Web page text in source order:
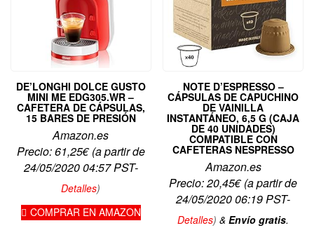
DE’LONGHI DOLCE GUSTO
MINI ME EDG305.WR –
CAFETERA DE CÁPSULAS,
15 BARES DE PRESIÓN
Amazon.es
Precio:61,25€(a partir de
24/05/2020 04:57 PST-
Detalles)
COMPRAR EN AMAZON
NOTE D’ESPRESSO –
CÁPSULAS DE CAPUCHINO
DE VAINILLA
INSTANTÁNEO, 6,5 G (CAJA
DE 40 UNIDADES)
COMPATIBLE CON
CAFETERAS NESPRESSO
Amazon.es
Precio:20,45€(a partir de
24/05/2020 06:19 PST-
Detalles)&Envío gratis.